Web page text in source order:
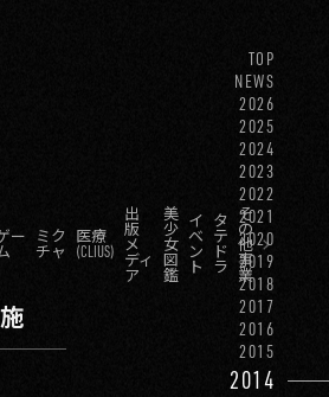
TOP
NEWS
2026
2025
2024
2023
2022
2021
2020
2019
2018
2017
2016
2015
2014
ー
ミク
チャ
医療
(CLIUS)
出
版
メ
ディ
ア
美
少
女
図
鑑
イ
ベ
ン
ト
タ
テ
ド
ラ
そ
の
他
事
業